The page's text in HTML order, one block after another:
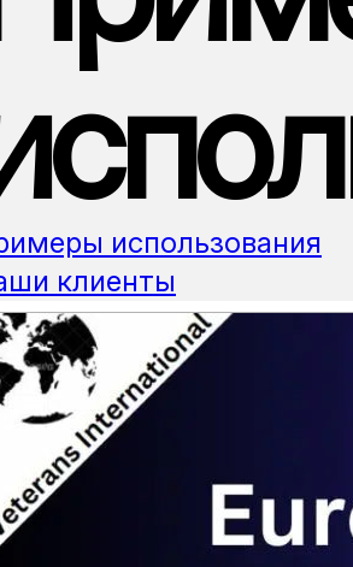
использования
клиенты